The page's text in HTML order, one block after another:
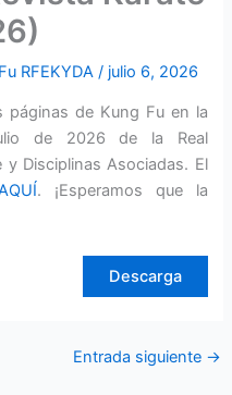
RFEKYDA/ julio 6, 2026
páginas de Kung Fu en la
de 2026 de la Real
y Disciplinas Asociadas. El
. ¡Esperamos que la
Descarga
Entrada siguiente →